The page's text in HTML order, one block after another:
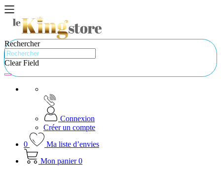
Rechercher
Clear Field
Connexion
Créer un compte
0
Ma liste d’envies
Mon panier 0